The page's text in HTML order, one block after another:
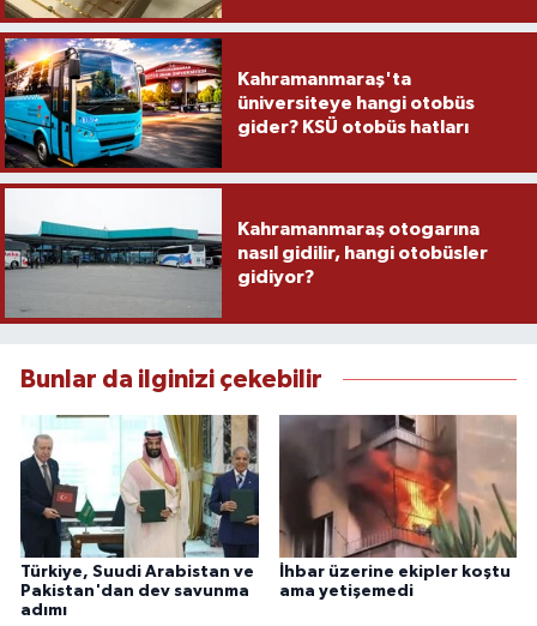
Kahramanmaraş'ta
üniversiteye hangi otobüs
gider? KSÜ otobüs hatları
Kahramanmaraş otogarına
nasıl gidilir, hangi otobüsler
gidiyor?
Bunlar da ilginizi çekebilir
Türkiye, Suudi Arabistan ve
Pakistan'dan dev savunma
adımı
İhbar üzerine ekipler koştu
ama yetişemedi